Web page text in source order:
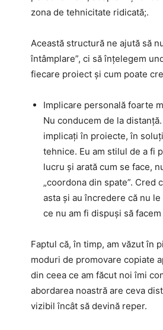
zona de tehnicitate ridicată;.
Această structură ne ajută să
întâmplare”, ci să înțelegem
fiecare proiect și cum poate
Implicare personală foarte
Nu conducem de la
implicați în proiecte, în
tehnice. Eu am stilul de a fi
lucru și arată cum se face,
„coordona din spate”. Cred
asta și au încredere că nu
ce nu am fi dispuși să
Faptul că, în timp, am văzut în
moduri de promovare copiate
din ceea ce am făcut noi îmi
abordarea noastră are ceva
vizibil încât să devină reper.